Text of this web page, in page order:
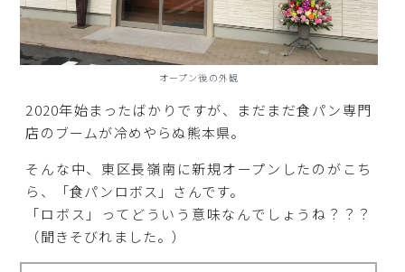
オープン後の外観
2020年始まったばかりですが、まだまだ食パン専門
店のブームが冷めやらぬ熊本県。
そんな中、東区長嶺南に新規オープンしたのがこち
ら、「食パンロボス」さんです。
「ロボス」ってどういう意味なんでしょうね？？？
（聞きそびれました。）